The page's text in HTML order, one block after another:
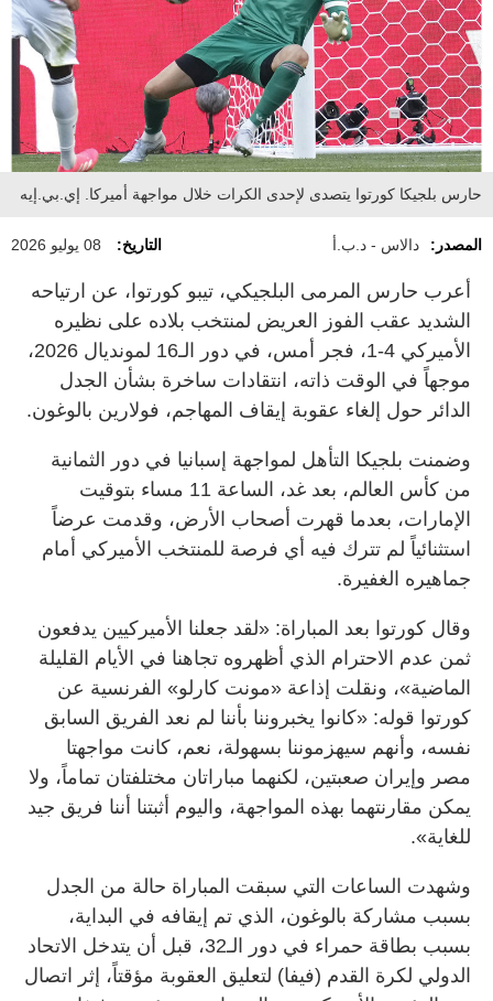
حارس بلجيكا كورتوا يتصدى لإحدى الكرات خلال مواجهة أميركا. إي.بي.إيه
المصدر: دالاس - د.ب.أ التاريخ: 08 يوليو 2026
أعرب حارس المرمى البلجيكي، تيبو كورتوا، عن ارتياحه
الشديد عقب الفوز العريض لمنتخب بلاده على نظيره
الأميركي 4-1، فجر أمس، في دور الـ16 لمونديال 2026،
موجهاً في الوقت ذاته، انتقادات ساخرة بشأن الجدل
الدائر حول إلغاء عقوبة إيقاف المهاجم، فولارين بالوغون.
وضمنت بلجيكا التأهل لمواجهة إسبانيا في دور الثمانية
من كأس العالم، بعد غد، الساعة 11 مساء بتوقيت
الإمارات، بعدما قهرت أصحاب الأرض، وقدمت عرضاً
استثنائياً لم تترك فيه أي فرصة للمنتخب الأميركي أمام
جماهيره الغفيرة.
وقال كورتوا بعد المباراة: «لقد جعلنا الأميركيين يدفعون
ثمن عدم الاحترام الذي أظهروه تجاهنا في الأيام القليلة
الماضية»، ونقلت إذاعة «مونت كارلو» الفرنسية عن
كورتوا قوله: «كانوا يخبروننا بأننا لم نعد الفريق السابق
نفسه، وأنهم سيهزموننا بسهولة، نعم، كانت مواجهتا
مصر وإيران صعبتين، لكنهما مباراتان مختلفتان تماماً، ولا
يمكن مقارنتهما بهذه المواجهة، واليوم أثبتنا أننا فريق جيد
للغاية».
وشهدت الساعات التي سبقت المباراة حالة من الجدل
بسبب مشاركة بالوغون، الذي تم إيقافه في البداية،
بسبب بطاقة حمراء في دور الـ32، قبل أن يتدخل الاتحاد
الدولي لكرة القدم (فيفا) لتعليق العقوبة مؤقتاً، إثر اتصال